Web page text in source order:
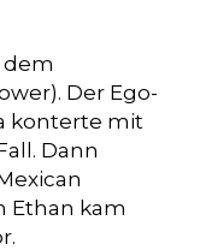
dem
Der Ego-
konterte mit
Dann
Ethan kam